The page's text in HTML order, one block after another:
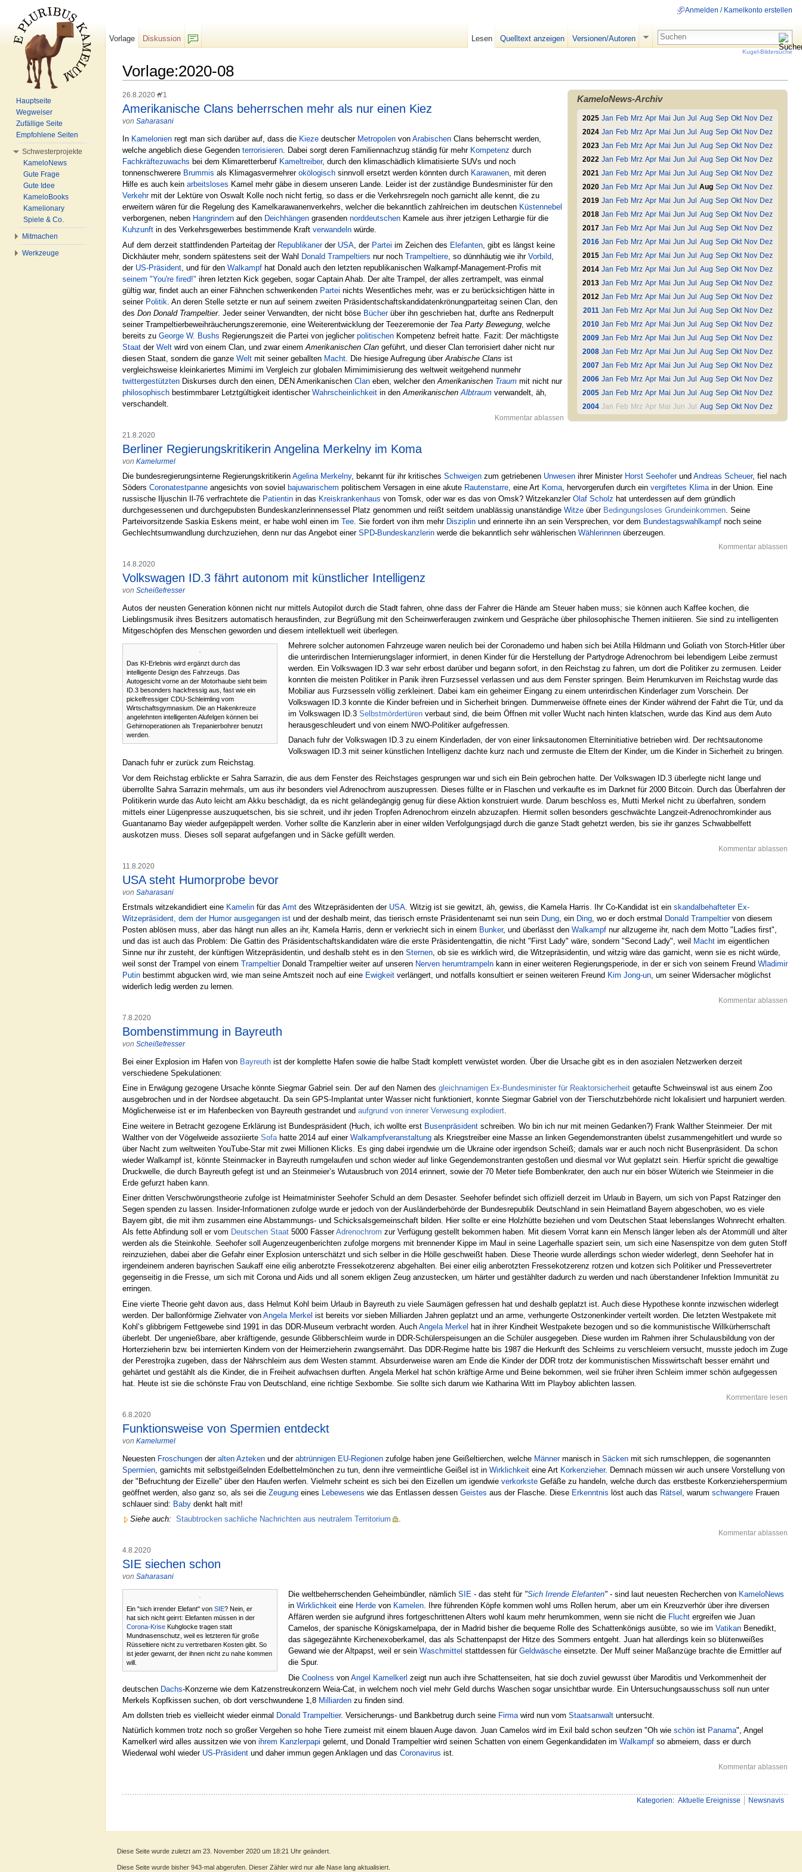
Vorlage:2020-08
KameloNews-Archiv
2025 Jan Feb Mrz Apr Mai Jun Jul Aug Sep Okt Nov Dez
2024 Jan Feb Mrz Apr Mai Jun Jul Aug Sep Okt Nov Dez
2023 Jan Feb Mrz Apr Mai Jun Jul Aug Sep Okt Nov Dez
2022 Jan Feb Mrz Apr Mai Jun Jul Aug Sep Okt Nov Dez
2021 Jan Feb Mrz Apr Mai Jun Jul Aug Sep Okt Nov Dez
2020 Jan Feb Mrz Apr Mai Jun Jul Aug Sep Okt Nov Dez
2019 Jan Feb Mrz Apr Mai Jun Jul Aug Sep Okt Nov Dez
2018 Jan Feb Mrz Apr Mai Jun Jul Aug Sep Okt Nov Dez
2017 Jan Feb Mrz Apr Mai Jun Jul Aug Sep Okt Nov Dez
2016 Jan Feb Mrz Apr Mai Jun Jul Aug Sep Okt Nov Dez
2015 Jan Feb Mrz Apr Mai Jun Jul Aug Sep Okt Nov Dez
2014 Jan Feb Mrz Apr Mai Jun Jul Aug Sep Okt Nov Dez
2013 Jan Feb Mrz Apr Mai Jun Jul Aug Sep Okt Nov Dez
2012 Jan Feb Mrz Apr Mai Jun Jul Aug Sep Okt Nov Dez
2011 Jan Feb Mrz Apr Mai Jun Jul Aug Sep Okt Nov Dez
2010 Jan Feb Mrz Apr Mai Jun Jul Aug Sep Okt Nov Dez
2009 Jan Feb Mrz Apr Mai Jun Jul Aug Sep Okt Nov Dez
2008 Jan Feb Mrz Apr Mai Jun Jul Aug Sep Okt Nov Dez
2007 Jan Feb Mrz Apr Mai Jun Jul Aug Sep Okt Nov Dez
2006 Jan Feb Mrz Apr Mai Jun Jul Aug Sep Okt Nov Dez
2005 Jan Feb Mrz Apr Mai Jun Jul Aug Sep Okt Nov Dez
2004 Jan Feb Mrz Apr Mai Jun Jul Aug Sep Okt Nov Dez
26.8.2020 1
Amerikanische Clans beherrschen mehr als nur einen Kiez
von Saharasani
In Kamelonien regt man sich darüber auf, dass die Kieze deutscher Metropolen von Arabischen Clans beherrscht werden,
welche angeblich diese Gegenden terrorisieren. Dabei sorgt deren Familiennachzug ständig für mehr Kompetenz durch
Fachkräftezuwachs bei dem Klimaretterberuf Kameltreiber, durch den klimaschädlich klimatisierte SUVs und noch
tonnenschwerere Brummis als Klimagasvermehrer okölogisch sinnvoll ersetzt werden könnten durch Karawanen, mit deren
Hilfe es auch kein arbeitsloses Kamel mehr gäbe in diesem unseren Lande. Leider ist der zuständige Bundesminister für den
Verkehrmit der Lektüre von Oswalt Kolle noch nicht fertig, so dass er die Verkehrsregeln noch garnicht alle kennt, die zu
erweitern wären für die Regelung des Kamelkarawanenverkehrs, welcher die bekanntlich zahlreichen im deutschen Küstennebel
verborgenen, neben Hangrindern auf den Deichhängen grasenden norddeutschen Kamele aus ihrer jetzigen Lethargie für die
Kuhzunft in des Verkehrsgewerbes bestimmende Kraft verwandeln würde.
Auf dem derzeit stattfindenden Parteitag der Republikanerder USA , der Partei im Zeichen des Elefanten , gibt es längst keine
Dickhäuter mehr, sondern spätestens seit der Wahl Donald Trampeltiers nur noch Trampeltiere , so dünnhäutig wie ihr Vorbild
der US-Präsident , und für den Walkampf hat Donald auch den letzten republikanischen Walkampf-Management-Profis mit
seinem "You're fired!" ihren letzten Kick gegeben, sogar Captain Ahab. Der alte Trampel, der alles zertrampelt, was einmal
gültig war, findet auch an einer Fähnchen schwenkenden Partei nichts Wesentliches mehr, was er zu berücksichtigen hätte in
seiner Politik . An deren Stelle setzte er nun auf seinem zweiten Präsidentschaftskandidatenkrönungparteitag seinen Clan, den
des Don Donald Trampeltier. Jeder seiner Verwandten, der nicht böse Bücherüber ihn geschrieben hat, durfte ans Rednerpult
seiner Trampeltierbeweihräucherungszeremonie, eine Weiterentwicklung der Teezeremonie der Tea Party Bewegung , welche
bereits zu George W. Bushs Regierungszeit die Partei von jeglicher politischen Kompetenz befreit hatte. Fazit: Der mächtigste
Staat der Welt wird von einem Clan, und zwar einem Amerikanischen Clan geführt, und dieser Clan terrorisiert daher nicht nur
diesen Staat, sondern die ganze Welt mit seiner geballten Macht . Die hiesige Aufregung über Arabische Clans ist
vergleichsweise kleinkariertes Mimimi im Vergleich zur globalen Mimimimisierung des weltweit weitgehend nunmehr
twittergestützten Diskurses durch den einen, DEN Amerikanischen Clan eben, welcher den Amerikanischen Traum mit nicht nur
philosophisch bestimmbarer Letztgültigkeit identischer Wahrscheinlichkeit in den Amerikanischen Albtraum verwandelt, äh,
verschandelt.
Kommentar ablassen
21.8.2020
Berliner Regierungskritikerin Angelina Merkelny im Koma
von Kamelurmel
Die bundesregierungsinterne Regierungskritikerin Agelina Merkelny, bekannt für ihr kritisches Schweigen zum getriebenen Unwesen ihrer Minister Horst Seehoferund Andreas Scheuer, fiel nach
Söders Coronatestpanne angesichts von soviel bajuwarischem politischem Versagen in eine akute Rautenstarre , eine Art Koma , hervorgerufen durch ein vergiftetes Klima in der Union. Eine
russische Iljuschin Il-76 verfrachtete die Patientin in das Kreiskrankenhaus von Tomsk, oder war es das von Omsk? Witzekanzler Olaf Scholz hat unterdessen auf dem gründlich
durchgesessenen und durchgepubsten Bundeskanzlerinnensessel Platz genommen und reißt seitdem unablässig unanständige Witze über Bedingungsloses Grundeinkommen . Seine
Parteivorsitzende Saskia Eskens meint, er habe wohl einen im Tee . Sie fordert von ihm mehr Disziplin und erinnerte ihn an sein Versprechen, vor dem Bundestagswahlkampf noch seine
Gechlechtsumwandlung durchzuziehen, denn nur das Angebot einer SPD-Bundeskanzlerin werde die bekanntlich sehr wählerischen Wählerinnen überzeugen.
Kommentar ablassen
14.8.2020
Volkswagen ID.3 fährt autonom mit künstlicher Intelligenz
von Scheißefresser
Autos der neusten Generation können nicht nur mittels Autopilot durch die Stadt fahren, ohne dass der Fahrer die Hände am Steuer haben muss; sie können auch Kaffee kochen, die
Lieblingsmusik ihres Besitzers automatisch herausfinden, zur Begrüßung mit den Scheinwerferaugen zwinkern und Gespräche über philosophische Themen initiieren. Sie sind zu intelligenten
Mitgeschöpfen des Menschen geworden und diesem intellektuell weit überlegen.
Das KI-Erlebnis wird ergänzt durch das
intelligente Design des Fahrzeugs. Das
Autogesicht vorne an der Motorhaube sieht beim
ID.3 besonders hackfressig aus, fast wie ein
pickelfressiger CDU-Schleimling vom
Wirtschaftsgymnasium. Die an Hakenkreuze
angelehnten intelligenten Alufelgen können bei
Gehirnoperationen als Trepanierbohrer benutzt
werden.
Mehrere solcher autonomen Fahrzeuge waren neulich bei der Coronademo und haben sich bei Atilla Hildmann und Goliath von Storch-Hitler über
die unterirdischen Internierungslager informiert, in denen Kinder für die Herstellung der Partydroge Adrenochrom bei lebendigem Leibe zermust
werden. Ein Volkswagen ID.3 war sehr erbost darüber und begann sofort, in den Reichstag zu fahren, um dort die Politiker zu zermusen. Leider
konnten die meisten Politiker in Panik ihren Furzsessel verlassen und aus dem Fenster springen. Beim Herumkurven im Reichstag wurde das
Mobiliar aus Furzsesseln völlig zerkleinert. Dabei kam ein geheimer Eingang zu einem unterirdischen Kinderlager zum Vorschein. Der
Volkswagen ID.3 konnte die Kinder befreien und in Sicherheit bringen. Dummerweise öffnete eines der Kinder während der Fahrt die Tür, und da
im Volkswagen ID.3 Selbstmördertürenverbaut sind, die beim Öffnen mit voller Wucht nach hinten klatschen, wurde das Kind aus dem Auto
herausgeschleudert und von einem NWO-Politiker aufgefressen.
Danach fuhr der Volkswagen ID.3 zu einem Kinderladen, der von einer linksautonomen Elterninitiative betrieben wird. Der rechtsautonome
Volkswagen ID.3 mit seiner künstlichen Intelligenz dachte kurz nach und zermuste die Eltern der Kinder, um die Kinder in Sicherheit zu bringen.
Danach fuhr er zurück zum Reichstag.
Vor dem Reichstag erblickte er Sahra Sarrazin, die aus dem Fenster des Reichstages gesprungen war und sich ein Bein gebrochen hatte. Der Volkswagen ID.3 überlegte nicht lange und
überrollte Sahra Sarrazin mehrmals, um aus ihr besonders viel Adrenochrom auszupressen. Dieses füllte er in Flaschen und verkaufte es im Darknet für 2000 Bitcoin. Durch das Überfahren der
Politikerin wurde das Auto leicht am Akku beschädigt, da es nicht geländegängig genug für diese Aktion konstruiert wurde. Darum beschloss es, Mutti Merkel nicht zu überfahren, sondern
mittels einer Lügenpresse auszuquetschen, bis sie schreit, und ihr jeden Tropfen Adrenochrom einzeln abzuzapfen. Hiermit sollen besonders geschwächte Langzeit-Adrenochromkinder aus
Guantanamo Bay wieder aufgepäppelt werden. Vorher sollte die Kanzlerin aber in einer wilden Verfolgungsjagd durch die ganze Stadt gehetzt werden, bis sie ihr ganzes Schwabbelfett
auskotzen muss. Dieses soll separat aufgefangen und in Säcke gefüllt werden.
Kommentar ablassen
11.8.2020
USA steht Humorprobe bevor
von Saharasani
Erstmals witzekandidiert eine Kamelin für das Amt des Witzepräsidenten der USA . Witzig ist sie gewitzt, äh, gewiss, die Kamela Harris. Ihr Co-Kandidat ist ein skandalbehafteter Ex-
Witzepräsident, dem der Humor ausgegangen ist und der deshalb meint, das tierisch ernste Präsidentenamt sei nun sein Dung , ein Ding , wo er doch erstmal Donald Trampeltiervon diesem
Posten ablösen muss, aber das hängt nun alles an ihr, Kamela Harris, denn er verkriecht sich in einem Bunker, und überlässt den Walkampf nur allzugerne ihr, nach dem Motto "Ladies first",
und das ist auch das Problem: Die Gattin des Präsidentschaftskandidaten wäre die erste Präsidentengattin, die nicht "First Lady" wäre, sondern "Second Lady", weil
Macht im eigentlichen
Sinne nur ihr zusteht, der künftigen Witzepräsidentin, und deshalb steht es in den Sternen , ob sie es wirklich wird, die Witzepräsidentin, und witzig wäre das garnicht, wenn sie es nicht würde,
weil sonst der Trampel von einem TrampeltierDonald Trampeltier weiter auf unseren Nerven herumtrampeln kann in einer weiteren Regierungsperiode, in der er sich von seinem Freund Wladimir
Putin bestimmt abgucken wird, wie man seine Amtszeit noch auf eine Ewigkeit verlängert, und notfalls konsultiert er seinen weiteren Freund Kim Jong-un , um seiner Widersacher möglichst
widerlich ledig werden zu lernen.
Kommentar ablassen
7.8.2020
Bombenstimmung in Bayreuth
von Scheißefresser
Bei einer Explosion im Hafen von Bayreuth ist der komplette Hafen sowie die halbe Stadt komplett verwüstet worden. Über die Ursache gibt es in den asozialen Netzwerken derzeit
verschiedene Spekulationen:
Eine in Erwägung gezogene Ursache könnte Siegmar Gabriel sein. Der auf den Namen des gleichnamigen Ex-Bundesminister für Reaktorsicherheit getaufte Schweinswal ist aus einem Zoo
ausgebrochen und in der Nordsee abgetaucht. Da sein GPS-Implantat unter Wasser nicht funktioniert, konnte Siegmar Gabriel von der Tierschutzbehörde nicht lokalisiert und harpuniert werden.
Möglicherweise ist er im Hafenbecken von Bayreuth gestrandet und aufgrund von innerer Verwesung explodiert.
Eine weitere in Betracht gezogene Erklärung ist Bundespräsident (Huch, ich wollte erst Busenpräsident schreiben. Wo bin ich nur mit meinen Gedanken?) Frank Walther Steinmeier. Der mit
Walther von der Vögelweide assoziierte Sofa hatte 2014 auf einer Walkampfveranstaltung als Kriegstreiber eine Masse an linken Gegendemonstranten übelst zusammengehitlert und wurde so
über Nacht zum weltweiten YouTube-Star mit zwei Millionen Klicks. Es ging dabei irgendwie um die Ukraine oder irgendson Scheiß; damals war er auch noch nicht Busenpräsident. Da schon
wieder Walkampf ist, könnte Steinmacker in Bayreuth rumgelaufen und schon wieder auf linke Gegendemonstranten gestoßen und diesmal vor Wut geplatzt sein. Hierfür spricht die gewaltige
Druckwelle, die durch Bayreuth gefegt ist und an Steinmeier’s Wutausbruch von 2014 erinnert, sowie der 70 Meter tiefe Bombenkrater, den auch nur ein böser Wüterich wie Steinmeier in die
Erde gefurzt haben kann.
Einer dritten Verschwörungstheorie zufolge ist Heimatminister Seehofer Schuld an dem Desaster. Seehofer befindet sich offiziell derzeit im Urlaub in Bayern, um sich von Papst Ratzinger den
Segen spenden zu lassen. Insider-Informationen zufolge wurde er jedoch von der Ausländerbehörde der Bundesrepublik Deutschland in sein Heimatland Bayern abgeschoben, wo es viele
Bayern gibt, die mit ihm zusammen eine Abstammungs- und Schicksalsgemeinschaft bilden. Hier sollte er eine Holzhütte beziehen und vom Deutschen Staat lebenslanges Wohnrecht erhalten.
Als fette Abfindung soll er vom Deutschen Staat 5000 FässerAdrenochrom zur Verfügung gestellt bekommen haben. Mit diesem Vorrat kann ein Mensch länger leben als der Atommüll und älter
werden als die Steinkohle. Seehofer soll Augenzeugenberichten zufolge morgens mit brennender Kippe im Maul in seine Lagerhalle spaziert sein, um sich eine Nasenspitze von dem guten Stoff
reinzuziehen, dabei aber die Gefahr einer Explosion unterschätzt und sich selber in die Hölle geschweißt haben. Diese Theorie wurde allerdings schon wieder widerlegt, denn Seehofer hat in
irgendeinem anderen bayrischen Saukaff eine eilig anberotzte Fressekotzerenz abgehalten. Bei einer eilig anberotzten Fressekotzerenz rotzen und kotzen sich Politiker und Pressevertreter
gegenseitig in die Fresse, um sich mit Corona und Aids und all sonem ekligen Zeug anzustecken, um härter und gestählter dadurch zu werden und nach überstandener Infektion Immunität zu
erringen.
Eine vierte Theorie geht davon aus, dass Helmut Kohl beim Urlaub in Bayreuth zu viele Saumägen gefressen hat und deshalb geplatzt ist. Auch diese Hypothese konnte inzwischen widerlegt
werden. Der ballonförmige Ziehvater von Angela Merkel ist bereits vor sieben Milliarden Jahren geplatzt und an arme, verhungerte Ostzonenkinder verteilt worden. Die letzten Westpakete mit
Kohl’s glibbrigem Fettgewebe sind 1991 in das DDR-Museum verbracht worden. Auch Angela Merkel hat in ihrer Kindheit Westpakete bezogen und so die kommunistische Willkürherrschaft
überlebt. Der ungenießbare, aber kräftigende, gesunde Glibberschleim wurde in DDR-Schülerspeisungen an die Schüler ausgegeben. Diese wurden im Rahmen ihrer Schulausbildung von der
Horterzieherin bzw. bei internierten Kindern von der Heimerzieherin zwangsernährt. Das DDR-Regime hatte bis 1987 die Herkunft des Schleims zu verschleiern versucht, musste jedoch im Zuge
der Perestrojka zugeben, dass der Nährschleim aus dem Westen stammt. Absurderweise waren am Ende die Kinder der DDR trotz der kommunistischen Misswirtschaft besser ernährt und
gehärtet und gestählt als die Kinder, die in Freiheit aufwachsen durften. Angela Merkel hat schön kräftige Arme und Beine bekommen, weil sie früher ihren Schleim immer schön aufgegessen
hat. Heute ist sie die schönste Frau von Deutschland, eine richtige Sexbombe. Sie sollte sich darum wie Katharina Witt im Playboy ablichten lassen.
Kommentare lesen
6.8.2020
Funktionsweise von Spermien entdeckt
von Kamelurmel
Neuesten Froschungen der alten Azteken und der abtrünnigen EU-Regionen zufolge haben jene Geißeltierchen, welche Männermanisch in Säcken mit sich rumschleppen, die sogenannten
Spermien , garnichts mit selbstgeißelnden Edelbettelmönchen zu tun, denn ihre vermeintliche Geißel ist in Wirklichkeit eine Art Korkenzieher. Demnach müssen wir auch unsere Vorstellung von
der "Befruchtung der Eizelle" über den Haufen werfen. Vielmehr scheint es sich bei den Eizellen um igendwie verkorkste Gefäße zu handeln, welche durch das erstbeste Korkenzieherspermium
geöffnet werden, also ganz so, als sei die Zeugung eines Lebewesens wie das Entlassen dessen Geistes aus der Flasche. Diese Erkenntnis löst auch das Rätsel , warum schwangere Frauen
schlauer sind: Baby denkt halt mit!
Siehe auch: Staubtrocken sachliche Nachrichten aus neutralem Territorium .
Kommentar ablassen
4.8.2020
SIE siechen schon
von Saharasani
Ein "sich irrender Elefant" von SIE? Nein, er
hat sich nicht geirrt: Elefanten müssen in der
Corona-Krise Kuhglocke tragen statt
Mundnasenschutz, weil es letzteren für große
Rüsseltiere nicht zu vertretbaren Kosten gibt. So
ist jeder gewarnt, der ihnen nicht zu nahe kommen
will.
Die weltbeherrschenden Geheimbündler, nämlich SIE- das steht für "Sich Irrende Elefanten"- sind laut neuesten Recherchen von KameloNews
in Wirklichkeiteine Herdevon Kamelen. Ihre führenden Köpfe kommen wohl ums Rollen herum, aber um ein Kreuzverhör über ihre diversen
Affären werden sie aufgrund ihres fortgeschrittenen Alters wohl kaum mehr herumkommen, wenn sie nicht die Fluchtergreifen wie Juan
Camelos, der spanische Königskamelpapa, der in Madrid bisher die bequeme Rolle des Schattenkönigs ausübte, so wie im VatikanBenedikt,
das sägegezähnte Kirchenexoberkamel, das als Schattenpapst der Hitze des Sommers entgeht. Juan hat allerdings kein so blütenweißes
Gewand wie der Altpapst, weil er sein Waschmittel stattdessen für Geldwäscheeinsetzte. Der Muff seiner Maßanzüge brachte die Ermittler auf
die Spur.
Die Coolness von Angel Kamelkerl zeigt nun auch ihre Schattenseiten, hat sie doch zuviel gewusst über Maroditis und Verkommenheit der
deutschen Dachs-Konzerne wie dem Katzenstreukonzern Weia-Cat, in welchem noch viel mehr Geld durchs Waschen sogar unsichtbar wurde. Ein Untersuchungsausschuss soll nun unter
Merkels Kopfkissen suchen, ob dort verschwundene 1,8 Milliarden zu finden sind.
Am dollsten trieb es vielleicht wieder einmal Donald Trampeltier. Versicherungs- und Bankbetrug durch seine Firma wird nun vom Staatsanwalt untersucht.
Natürlich kommen trotz noch so großer Vergehen so hohe Tiere zumeist mit einem blauen Auge davon. Juan Camelos wird im Exil bald schon seufzen "Oh wie schön ist Panama", Angel
Kamelkerl wird alles aussitzen wie von ihrem Kanzlerpapi gelernt, und Donald Trampeltier wird seinen Schatten von einem Gegenkandidaten im Walkampf so abmeiern, dass er durch
Wiederwal wohl wieder US-Präsident und daher immun gegen Anklagen und das Coronavirus ist.
Kommentar ablassen
Kategorien: Aktuelle Ereignisse Newsnavis
Anmelden / Kamelkonto erstellen
Vorlage
Diskussion
Lesen Quelltext anzeigen Versionen/Autoren
Kugel-Bildersuche
Hauptseite
Wegweiser
Zufällige Seite
Empfohlene Seiten
Schwesterprojekte
KameloNews
Gute Frage
Gute Idee
KameloBooks
Kamelionary
Spiele & Co.
Mitmachen
Werkzeuge
Diese Seite wurde zuletzt am 23. November 2020 um 18:21 Uhr geändert.
Diese Seite wurde bisher 943-mal abgerufen. Dieser Zähler wird nur alle Nase lang aktualisiert.